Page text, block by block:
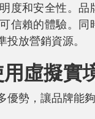
度和安全性。
信賴的體驗。
放營銷資源。
虛擬實
勢，讓品牌能